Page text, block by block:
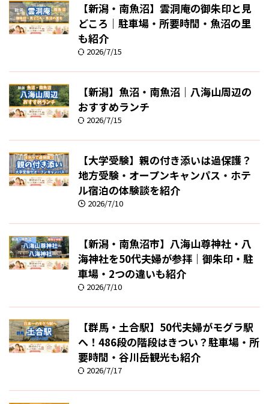
【新潟・南魚沼】雲洞庵の御朱印と見
どころ｜駐車場・所要時間・魚沼の里
も紹介
2026/7/15
【新潟】魚沼・南魚沼｜八海山周辺の
おすすめランチ
2026/7/15
【大学受験】親の付き添いは過保護？
地方受験・オープンキャンパス・ホテ
ル宿泊の体験談を紹介
2026/7/10
【新潟・南魚沼市】八海山尊神社・八
海神社を50代夫婦が参拝｜御朱印・駐
車場・2つの違いも紹介
2026/7/10
【群馬・土合駅】50代夫婦がモグラ駅
へ！486段の階段はきつい？駐車場・所
要時間・谷川岳観光も紹介
2026/7/17